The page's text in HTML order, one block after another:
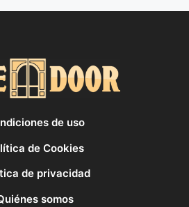
de uso
de Cookies
de privacidad
somos